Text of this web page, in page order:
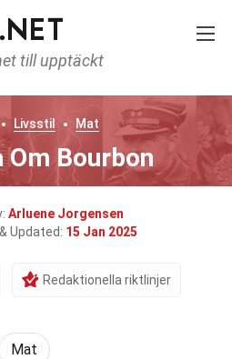
till upptäckt
Livsstil Mat
Om Bourbon
Arluene Jorgensen
Updated: 15 Jan 2025
Redaktionella riktlinjer
Mat